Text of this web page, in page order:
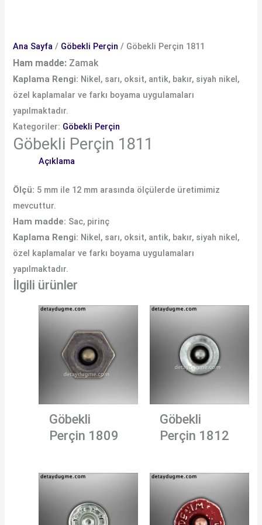
Ana Sayfa / Göbekli Perçin / Göbekli Perçin 1811
Ham madde: Zamak
Kaplama Rengi: Nikel, sarı, oksit, antik, bakır, siyah nikel,
özel kaplamalar ve farkı boyama uygulamaları
yapılmaktadır.
Kategoriler: Göbekli Perçin
Göbekli Perçin 1811
Açıklama
Ölçü: 5 mm ile 12 mm arasında ölçülerde üretimimiz
mevcuttur.
Ham madde: Sac, pirinç
Kaplama Rengi: Nikel, sarı, oksit, antik, bakır, siyah nikel,
özel kaplamalar ve farkı boyama uygulamaları
yapılmaktadır.
İlgili ürünler
Göbekli
Perçin 1809
Göbekli
Perçin 1812